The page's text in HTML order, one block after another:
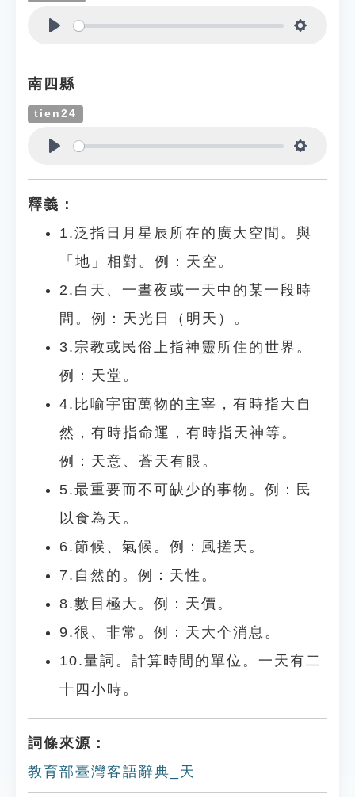
南四縣
tien24
釋義：
1.泛指日月星辰所在的廣大空間。與
「地」相對。例：天空。
2.白天、一晝夜或一天中的某一段時
間。例：天光日（明天）。
3.宗教或民俗上指神靈所住的世界。
例：天堂。
4.比喻宇宙萬物的主宰，有時指大自
然，有時指命運，有時指天神等。
例：天意、蒼天有眼。
5.最重要而不可缺少的事物。例：民
以食為天。
6.節候、氣候。例：風搓天。
7.自然的。例：天性。
8.數目極大。例：天價。
9.很、非常。例：天大个消息。
10.量詞。計算時間的單位。一天有二
十四小時。
詞條來源：
教育部臺灣客語辭典_天